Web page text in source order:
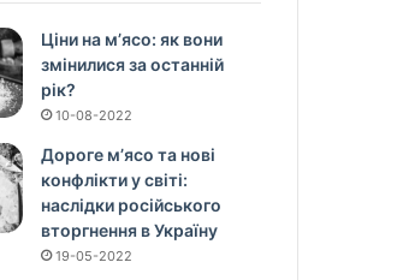
Ціни на м’ясо: як вони
змінилися за останній
рік?
10-08-2022
Дороге м’ясо та нові
конфлікти у світі:
наслідки російського
вторгнення в Україну
19-05-2022